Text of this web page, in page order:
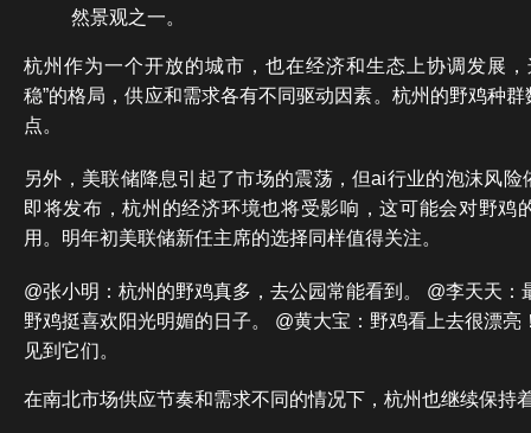
然景观之一。
杭州作为一个开放的城市，也在经济和生态上协调发展
稳”的格局，供应和需求各有不同驱动因素。杭州的野鸡种
点。
另外，美联储降息引起了市场的震荡，但ai行业的泡沫风
即将发布，杭州的经济环境也将受影响，这可能会对野鸡
用。明年初美联储新任主席的选择同样值得关注。
@张小明：杭州的野鸡真多，去公园常能看到。 @李天天：
野鸡挺喜欢阳光明媚的日子。 @黄大宝：野鸡看上去很漂亮
见到它们。
在南北市场供应节奏和需求不同的情况下，杭州也继续保持